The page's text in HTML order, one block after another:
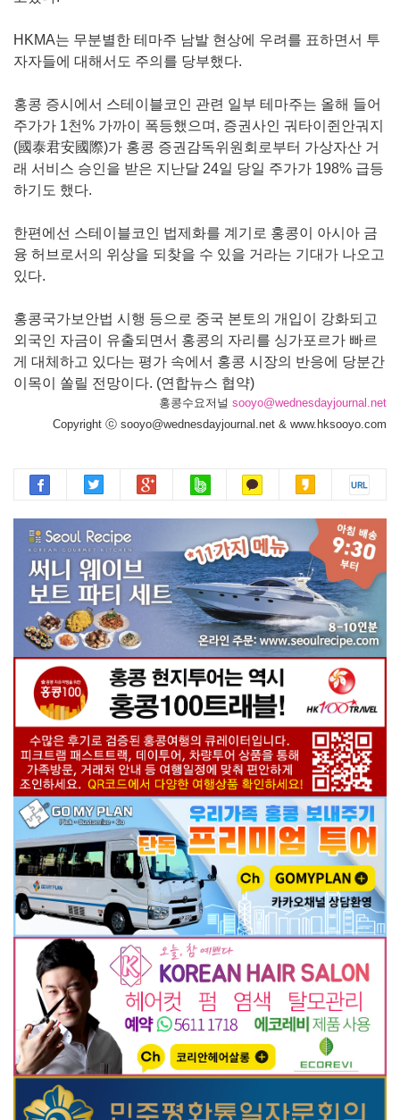
HKMA는 무분별한 테마주 남발 현상에 우려를 표하면서 투
자자들에 대해서도 주의를 당부했다.
홍콩 증시에서 스테이블코인 관련 일부 테마주는 올해 들어
주가가 1천% 가까이 폭등했으며, 증권사인 궈타이쥔안궈지
(國泰君安國際)가 홍콩 증권감독위원회로부터 가상자산 거
래 서비스 승인을 받은 지난달 24일 당일 주가가 198% 급등
하기도 했다.
한편에선 스테이블코인 법제화를 계기로 홍콩이 아시아 금
융 허브로서의 위상을 되찾을 수 있을 거라는 기대가 나오고
있다.
홍콩국가보안법 시행 등으로 중국 본토의 개입이 강화되고
외국인 자금이 유출되면서 홍콩의 자리를 싱가포르가 빠르
게 대체하고 있다는 평가 속에서 홍콩 시장의 반응에 당분간
이목이 쏠릴 전망이다. (연합뉴스 협약)
홍콩수요저널 sooyo@wednesdayjournal.net
Copyright ⓒ sooyo@wednesdayjournal.net & www.hksooyo.com